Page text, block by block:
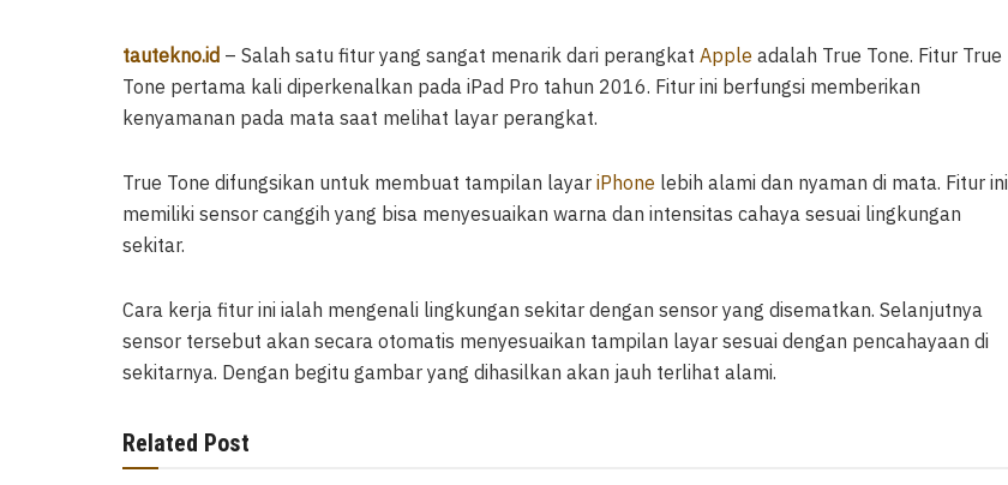
tautekno.id – Salah satu fitur yang sangat menarik dari perangkat Apple adalah True Tone. Fitur True
Tone pertama kali diperkenalkan pada iPad Pro tahun 2016. Fitur ini berfungsi memberikan
kenyamanan pada mata saat melihat layar perangkat.
True Tone difungsikan untuk membuat tampilan layar iPhone lebih alami dan nyaman di mata. Fitur ini
memiliki sensor canggih yang bisa menyesuaikan warna dan intensitas cahaya sesuai lingkungan
sekitar.
Cara kerja fitur ini ialah mengenali lingkungan sekitar dengan sensor yang disematkan. Selanjutnya
sensor tersebut akan secara otomatis menyesuaikan tampilan layar sesuai dengan pencahayaan di
sekitarnya. Dengan begitu gambar yang dihasilkan akan jauh terlihat alami.
Related Post